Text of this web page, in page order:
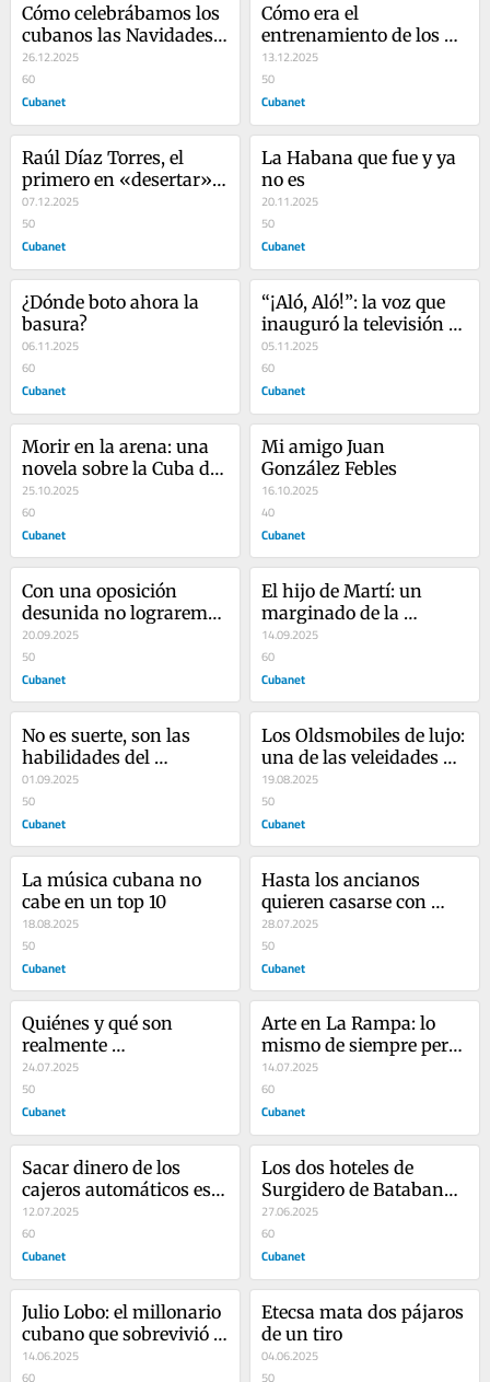
Cómo celebrábamos los
cubanos las Navidades y
el Año Nuevo
26.12.2025
60
Cubanet
Cómo era el
entrenamiento de los
reservistas que fueron
enviados a la guerra de
Angola
13.12.2025
50
Cubanet
Raúl Díaz Torres, el
primero en «desertar»
del castrismo
07.12.2025
50
Cubanet
La Habana que fue y ya
no es
20.11.2025
50
Cubanet
¿Dónde boto ahora la
basura?
06.11.2025
60
Cubanet
“¡Aló, Aló!”: la voz que
inauguró la televisión
cubana
05.11.2025
60
Cubanet
Morir en la arena: una
novela sobre la Cuba de
hoy
25.10.2025
60
Cubanet
Mi amigo Juan
González Febles
16.10.2025
40
Cubanet
Con una oposición
desunida no lograremos
la libertad
20.09.2025
50
Cubanet
El hijo de Martí: un
marginado de la
historia
14.09.2025
60
Cubanet
No es suerte, son las
habilidades del
castrismo
01.09.2025
50
Cubanet
Los Oldsmobiles de lujo:
una de las veleidades
capitalistas de Fidel
Castro
19.08.2025
50
Cubanet
La música cubana no
cabe en un top 10
18.08.2025
50
Cubanet
Hasta los ancianos
quieren casarse con
extranjeros para
emigrar
28.07.2025
50
Cubanet
Quiénes y qué son
realmente
deambulantes en Cuba
24.07.2025
50
Cubanet
Arte en La Rampa: lo
mismo de siempre pero
todo más caro
14.07.2025
60
Cubanet
Sacar dinero de los
cajeros automáticos es
una proeza
12.07.2025
60
Cubanet
Los dos hoteles de
Surgidero de Batabanó
que ya no existen
27.06.2025
60
Cubanet
Julio Lobo: el millonario
cubano que sobrevivió a
las balas y al Che
14.06.2025
Etecsa mata dos pájaros
de un tiro
04.06.2025